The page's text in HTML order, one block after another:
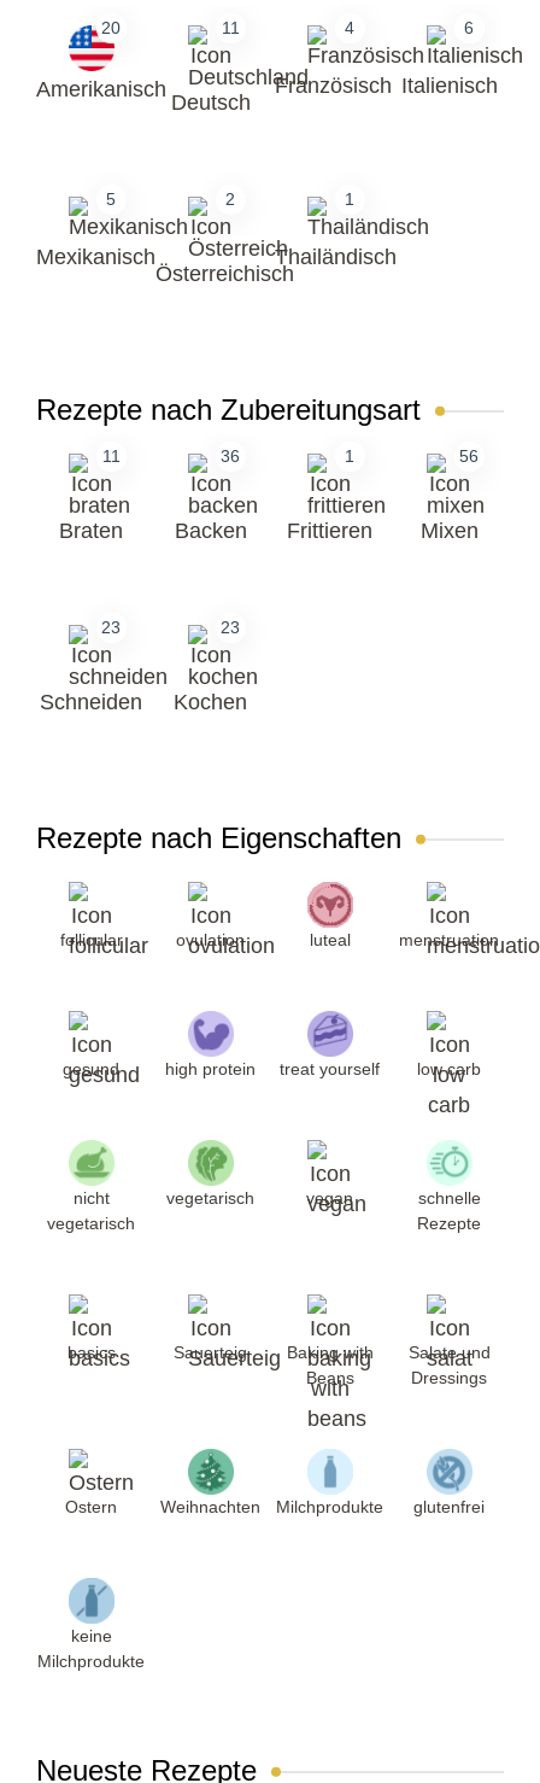
20
Amerikanisch
11
Deutsch
4
Französisch
6
Italienisch
5
Mexikanisch
2
Österreichisch
1
Thailändisch
Rezepte nach Zubereitungsart
11
Braten
36
Backen
1
Frittieren
56
Mixen
23
Schneiden
23
Kochen
Rezepte nach Eigenschaften
follicular ovulation luteal menstruation
gesund high protein treat yourself low carb
nicht
vegetarisch
vegetarisch vegan
schnelle
Rezepte
basics Sauerteig
Baking with
Beans
Salate und
Dressings
Ostern Weihnachten Milchprodukte glutenfrei
keine
Milchprodukte
Neueste Rezepte